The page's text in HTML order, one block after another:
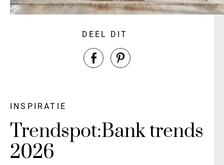
DEEL DIT
INSPIRATIE
Trendspot:Bank trends
2026